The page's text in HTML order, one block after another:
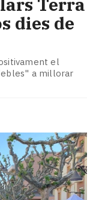
dies de
el
a millorar